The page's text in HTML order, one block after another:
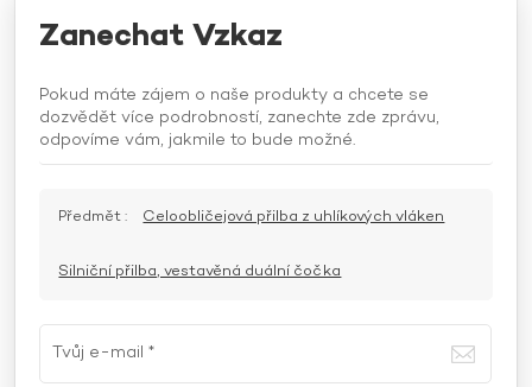
Zanechat Vzkaz
Pokud máte zájem o naše produkty a chcete se
dozvědět více podrobností, zanechte zde zprávu,
odpovíme vám, jakmile to bude možné.
Předmět : Celoobličejová přilba z uhlíkových vláken
Silniční přilba, vestavěná duální čočka